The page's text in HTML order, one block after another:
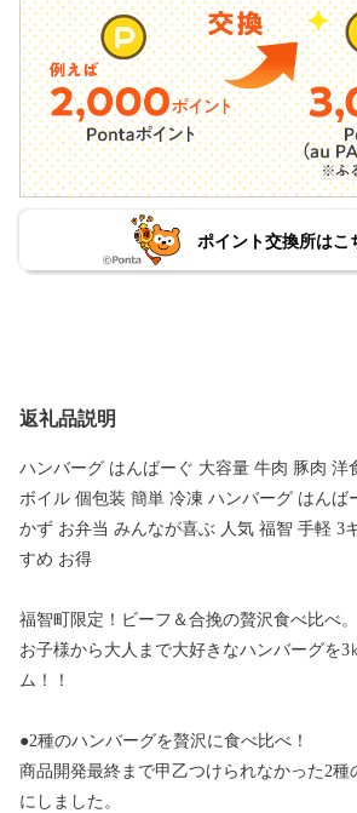
ポイント交換所はこ
返礼品説明
ハンバーグ はんばーぐ 大容量 牛肉 豚肉 洋
ボイル 個包装 簡単 冷凍 ハンバーグ はんば
かず お弁当 みんなが喜ぶ 人気 福智 手軽 3
すめ お得
福智町限定！ビーフ＆合挽の贅沢食べ比べ。
お子様から大人まで大好きなハンバーグを3
ム！！
●2種のハンバーグを贅沢に食べ比べ！
商品開発最終まで甲乙つけられなかった2種
にしました。